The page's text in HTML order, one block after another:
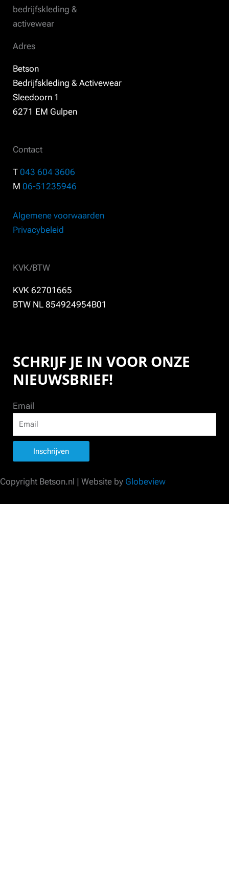
Adres
Betson
Bedrijfskleding & Activewear
Sleedoorn 1
6271 EM Gulpen
Contact
T 043 604 3606
M 06-51235946
Algemene voorwaarden
Privacybeleid
KVK/BTW
KVK 62701665
BTW NL 854924954B01
SCHRIJF JE IN VOOR ONZE
NIEUWSBRIEF!
Email
Inschrijven
Copyright Betson.nl | Website by Globeview